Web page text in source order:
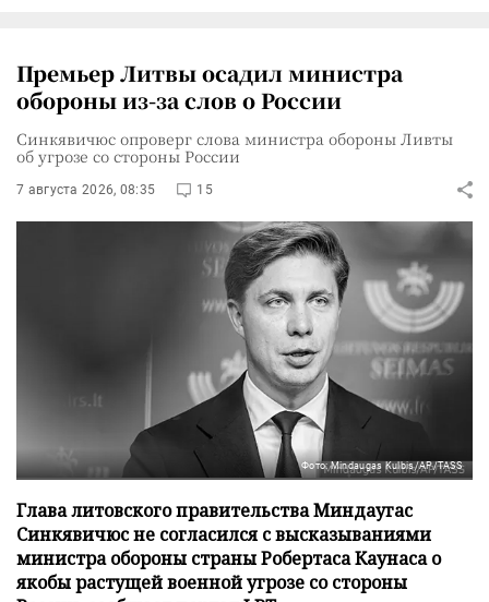
Премьер Литвы осадил министра
обороны из-за слов о России
Синкявичюс опроверг слова министра обороны Ливты
об угрозе со стороны России
7 августа 2026, 08:35 15
Фото: Mindaugas Kulbis/AP/TASS
Глава литовского правительства Миндаугас
Синкявичюс не согласился с высказываниями
министра обороны страны Робертаса Каунаса о
якобы растущей военной угрозе со стороны